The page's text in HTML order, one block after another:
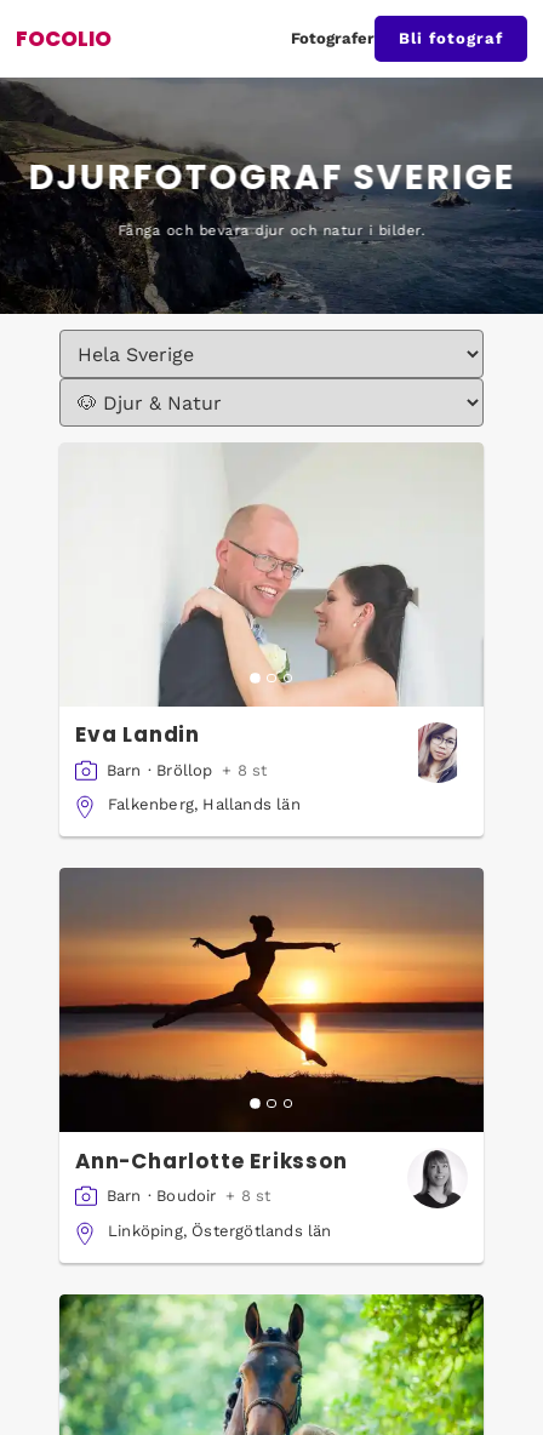
FOCOLIO Fotografer Bli fotograf
DJURFOTOGRAF SVERIGE
Fånga och bevara djur och natur i bilder.
Eva Landin
Barn · Bröllop + 8 st
Falkenberg, Hallands län
Ann-Charlotte Eriksson
Barn · Boudoir + 8 st
Linköping, Östergötlands län